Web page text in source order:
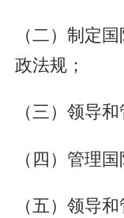
（二）制定
政法规；
（三）领导
（四）管理
（五）领导